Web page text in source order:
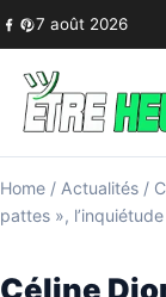
Skip to content
7 août 2026
Home / Actualités /
pattes »,
Céline